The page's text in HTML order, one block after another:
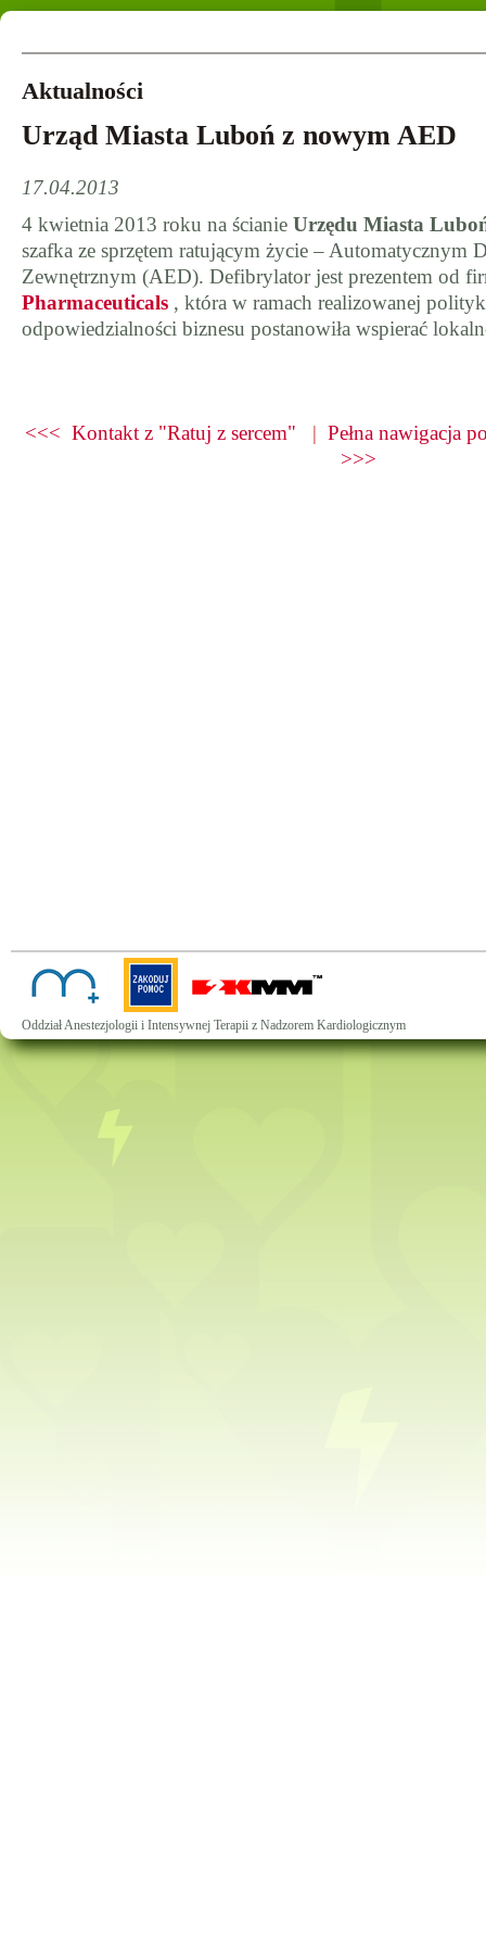
Aktualności
Urząd Miasta Luboń z nowym AED
17.04.2013
4 kwietnia 2013 roku na ścianie Urzędu Miasta
szafka ze sprzętem ratującym życie – Automatycznym
Zewnętrznym (AED). Defibrylator jest prezentem od
Pharmaceuticals , która w ramach realizowanej
odpowiedzialności biznesu postanowiła wspierać
<<< Kontakt z "Ratuj z sercem" | Pełna nawigacja
>>>
Oddział Anestezjologii i Intensywnej Terapii z Nadzorem Kardiologicznym